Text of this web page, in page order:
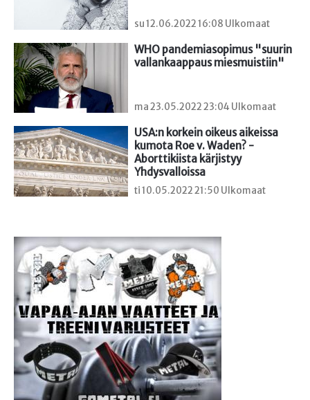
su 12.06.2022 16:08 Ulkomaat
WHO pandemiasopimus "suurin
vallankaappaus miesmuistiin"
ma 23.05.2022 23:04 Ulkomaat
USA:n korkein oikeus aikeissa
kumota Roe v. Waden? -
Aborttikiista kärjistyy
Yhdysvalloissa
ti 10.05.2022 21:50 Ulkomaat